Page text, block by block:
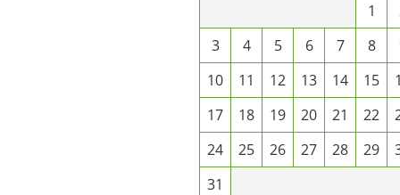
1
3
4 5 6 7 8
10
11 12 13 14 15
17
18 19 20 21 22
24
25 26 27 28 29
31